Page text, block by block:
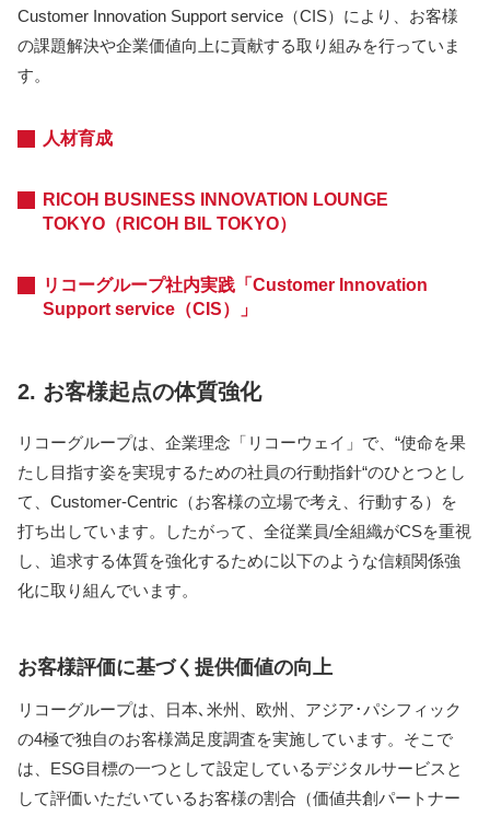
Customer Innovation Support service（CIS）により、お客様
の課題解決や企業価値向上に貢献する取り組みを行っていま
す。
人材育成
RICOH BUSINESS INNOVATION LOUNGE
TOKYO（RICOH BIL TOKYO）
リコーグループ社内実践「Customer Innovation
Support service（CIS）」
2. お客様起点の体質強化
リコーグループは、企業理念「リコーウェイ」で、“使命を果
たし目指す姿を実現するための社員の行動指針“のひとつとし
て、Customer-Centric（お客様の立場で考え、行動する）を
打ち出しています。したがって、全従業員/全組織がCSを重視
し、追求する体質を強化するために以下のような信頼関係強
化に取り組んでいます。
お客様評価に基づく提供価値の向上
リコーグループは、日本､米州、欧州、アジア･パシフィック
の4極で独自のお客様満足度調査を実施しています。そこで
は、ESG目標の一つとして設定しているデジタルサービスと
して評価いただいているお客様の割合（価値共創パートナー